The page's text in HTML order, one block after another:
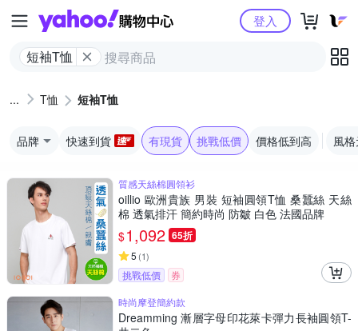
Yahoo購物中心
短袖T恤
登入
T恤 短袖T恤
品牌 快速到貨 有現貨 挑戰低價 價格低到高 風
質感天絲棉圓領衫
oillio 歐洲貴族 男裝 短袖圓領T恤 桑蠶絲 天絲
棉 透氣排汗 簡約時尚 防皺 白色 法國品牌
$1,092 65折
5 (1)
挑戰低價
券
時尚摩登簡約款
Dreamming 漸層字母印花萊卡彈力長袖圓領T-